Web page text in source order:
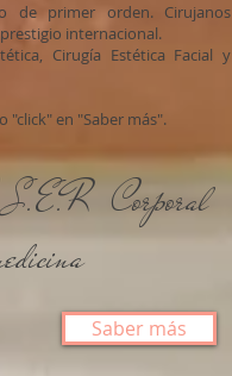
de primer orden. Cirujanos
internacional.
Cirugía Estética Facial y
"click" en "Saber más".
Corporal
Saber más